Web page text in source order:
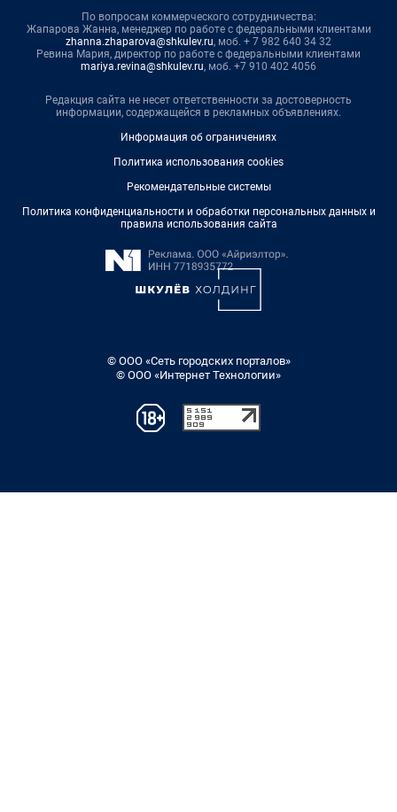
По вопросам коммерческого сотрудничества:
Жапарова Жанна, менеджер по работе с федеральными клиентами
zhanna.zhaparova@shkulev.ru, моб. + 7 982 640 34 32
Ревина Мария, директор по работе с федеральными клиентами
mariya.revina@shkulev.ru, моб. +7 910 402 4056
Редакция сайта не несет ответственности за достоверность
информации, содержащейся в рекламных объявлениях.
Информация об ограничениях
Политика использования cookies
Рекомендательные системы
Политика конфиденциальности и обработки персональных данных и
правила использования сайта
© ООО «Сеть городских порталов»
© ООО «Интернет Технологии»